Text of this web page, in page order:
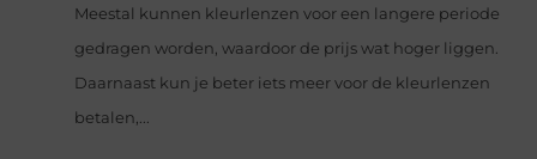
Meestal kunnen kleurlenzen voor een langere periode
gedragen worden, waardoor de prijs wat hoger liggen.
Daarnaast kun je beter iets meer voor de kleurlenzen
betalen,...